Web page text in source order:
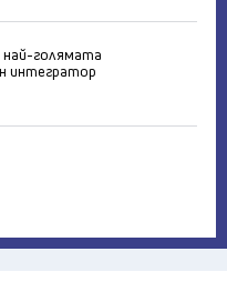
голямата
интегратор